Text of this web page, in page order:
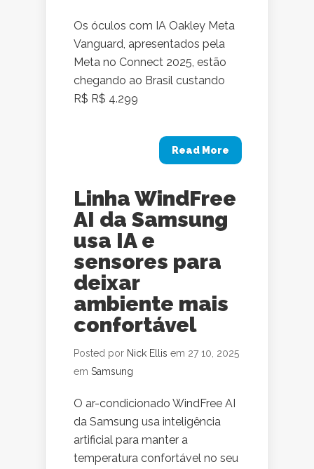
Os óculos com IA Oakley Meta
Vanguard, apresentados pela
Meta no Connect 2025, estão
chegando ao Brasil custando
R$ R$ 4.299
Read More
Linha WindFree
AI da Samsung
usa IA e
sensores para
deixar
ambiente mais
confortável
Posted por Nick Ellis em 27 10, 2025
em Samsung
O ar-condicionado WindFree AI
da Samsung usa inteligência
artificial para manter a
temperatura confortável no seu